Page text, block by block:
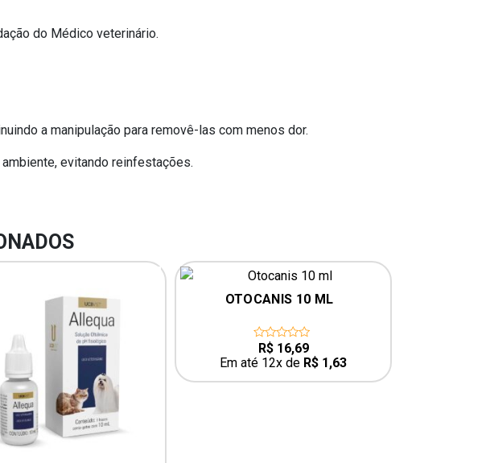
do Médico veterinário.
a manipulação para removê-las com menos dor.
evitando reinfestações.
OTOCANIS 10 ML
0
out
of
5
R$16,69
Em até 12x de R$ 1,63